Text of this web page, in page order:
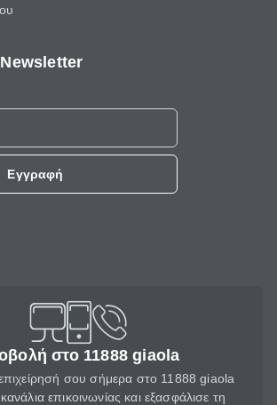
Εγγραφή
στο 11888 giaola
σου σήμερα στο 11888 giaola
επικοινωνίας και εξασφάλισε τη